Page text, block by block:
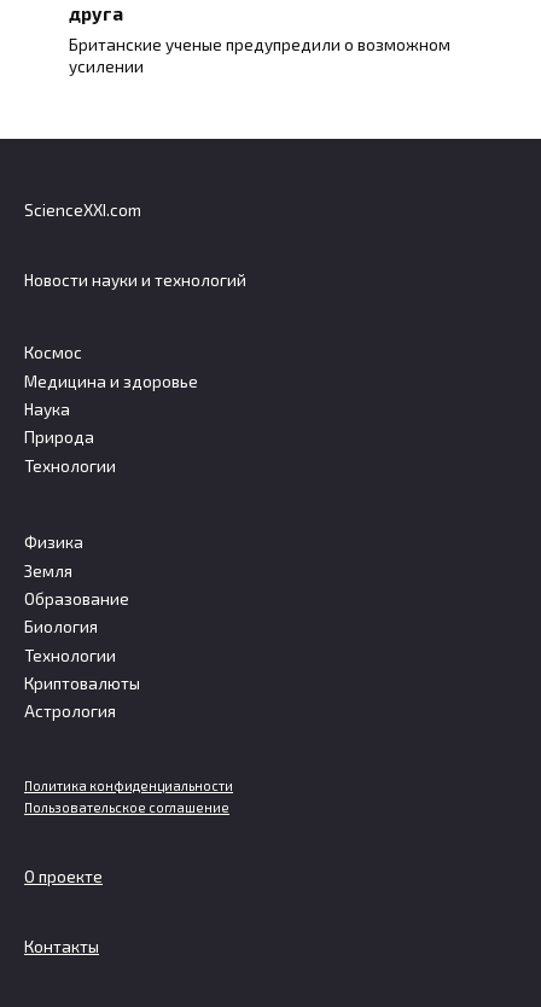
друга
Британские ученые предупредили о возможном
усилении
ScienceXXI.com
Новости науки и технологий
Космос
Медицина и здоровье
Наука
Природа
Технологии
Физика
Земля
Образование
Биология
Технологии
Криптовалюты
Астрология
Политика конфиденциальности
Пользовательское соглашение
О проекте
Контакты